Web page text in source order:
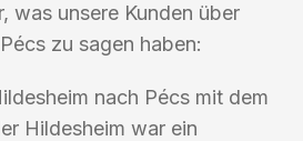
was unsere Kunden über
zu sagen haben:
nach Pécs mit dem
Hildesheim war ein